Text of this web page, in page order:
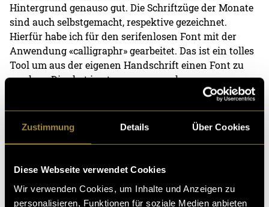
Zustimmung Details Über Cookies
Diese Webseite verwendet Cookies
Wir verwenden Cookies, um Inhalte und Anzeigen zu
personalisieren, Funktionen für soziale Medien anbieten
Hintergrund genauso gut. Die Schriftzüge der Monate
sind auch selbstgemacht, respektive gezeichnet.
Hierfür habe ich für den serifenlosen Font mit der
Anwendung «calligraphr» gearbeitet. Das ist ein tolles
Tool um aus der eigenen Handschrift einen Font zu
machen. Dies hat in etwa so ausgesehen: